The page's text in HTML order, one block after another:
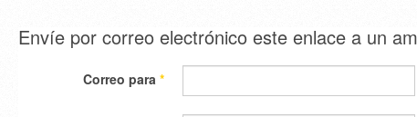
Envíe por correo electrónico este enlace a un
Correo para *